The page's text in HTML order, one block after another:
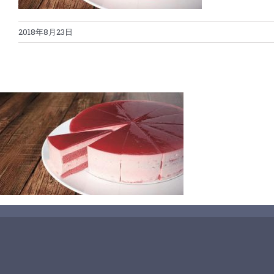
2018年8月23日